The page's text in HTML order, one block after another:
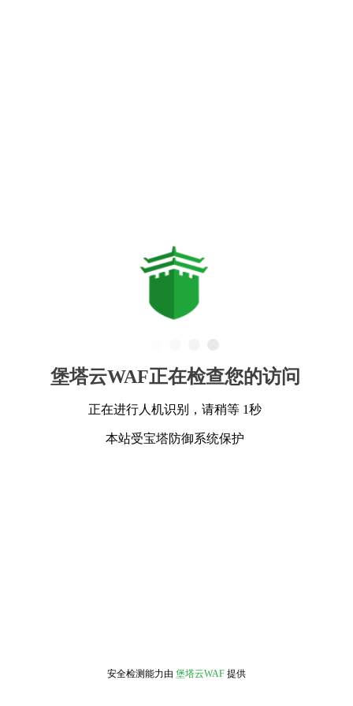
堡塔云WAF正在检查您的访问
正在进行人机识别，请稍等 1秒
本站受宝塔防御系统保护
安全检测能力由 堡塔云WAF 提供